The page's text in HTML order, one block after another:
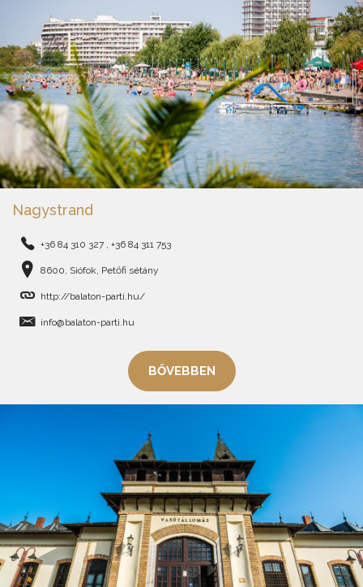
Nagystrand
+36 84 310 327 , +36 84 311 753
8600, Siófok, Petőfi sétány
http://balaton-parti.hu/
info@balaton-parti.hu
BŐVEBBEN